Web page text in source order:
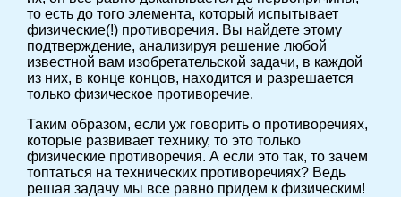
то есть до того элемента, который испытывает
физические(!) противоречия. Вы найдете этому
подтверждение, анализируя решение любой
известной вам изобретательской задачи, в каждой
из них, в конце концов, находится и разрешается
только физическое противоречие.
Таким образом, если уж говорить о противоречиях,
которые развивает технику, то это только
физические противоречия. А если это так, то зачем
топтаться на технических противоречиях? Ведь
решая задачу мы все равно придем к физическим!